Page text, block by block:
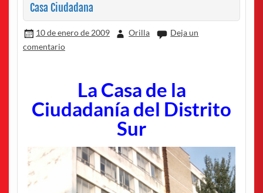
Casa Ciudadana
10 de enero de 2009 Orilla
Deja un
comentario
La Casa de la
Ciudadanía del Distrito
Sur